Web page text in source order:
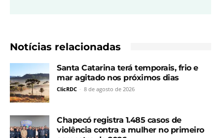
Notícias relacionadas
Santa Catarina terá temporais, frio e
mar agitado nos próximos dias
ClicRDC - 8 de agosto de 2026
Chapecó registra 1.485 casos de
violência contra a mulher no primeiro